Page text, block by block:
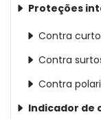
Proteções
Contra
Contra
Contra
Indicador de